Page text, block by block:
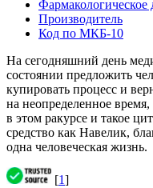
Фармакологическое
Производитель
Код по МКБ-10
На сегодняшний день
состоянии предложить
купировать процесс и
на неопределенное
в этом ракурсе и такое
средство как Навелик,
одна человеческая жизнь.
[1]